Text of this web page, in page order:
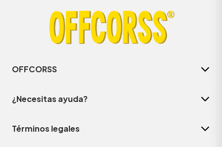
OFFCORSS
¿Necesitas ayuda?
Términos legales